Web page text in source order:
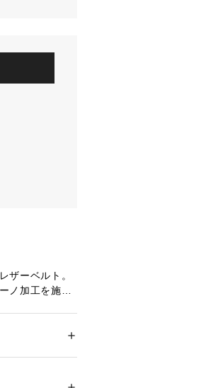
ザーベルト。
ノ加工を施し
広く活用して